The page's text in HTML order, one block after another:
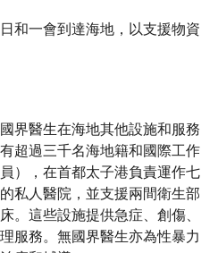
和一會到達海地，以支援物資
界醫生在海地其他設施和服務
超過三千名海地籍和國際工作
），在首都太子港負責運作七
私人醫院，並支援兩間衛生部
。這些設施提供急症、創傷、
服務。無國界醫生亦為性暴力